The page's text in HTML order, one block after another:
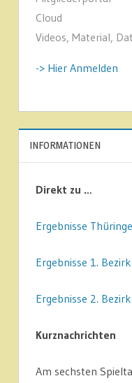
Cloud
Videos, Material,
-> Hier Anmelden
INFORMATIONEN
Direkt zu …
Ergebnisse
Ergebnisse 1.
Ergebnisse 2.
Kurznachrichten
Am sechsten